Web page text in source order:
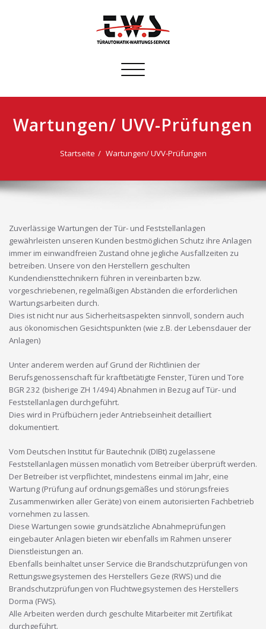
Schalte
Wartungen/ UVV-Prüfungen
Startseite Wartungen/ UVV-Prüfungen
Zuverlässige Wartungen der Tür- und Feststellanlagen
gewährleisten unseren Kunden bestmöglichen Schutz ihre Anlagen
immer im einwandfreien Zustand ohne jegliche Ausfallzeiten zu
betreiben. Unsere von den Herstellern geschulten
Kundendiensttechnikern führen in vereinbarten bzw.
vorgeschriebenen, regelmäßigen Abständen die erforderlichen
Wartungsarbeiten durch.
Dies ist nicht nur aus Sicherheitsaspekten sinnvoll, sondern auch
aus ökonomischen Gesichtspunkten (wie z.B. der Lebensdauer der
Anlagen)
Unter anderem werden auf Grund der Richtlinien der
Berufsgenossenschaft für kraftbetätigte Fenster, Türen und Tore
BGR 232 (bisherige ZH 1/494) Abnahmen in Bezug auf Tür- und
Feststellanlagen durchgeführt.
Dies wird in Prüfbüchern jeder Antriebseinheit detailliert
dokumentiert.
Vom Deutschen Institut für Bautechnik (DIBt) zugelassene
Feststellanlagen müssen monatlich vom Betreiber überprüft werden.
Der Betreiber ist verpflichtet, mindestens einmal im Jahr, eine
Wartung (Prüfung auf ordnungsgemäßes und störungsfreies
Zusammenwirken aller Geräte) von einem autorisierten Fachbetrieb
vornehmen zu lassen.
Diese Wartungen sowie grundsätzliche Abnahmeprüfungen
eingebauter Anlagen bieten wir ebenfalls im Rahmen unserer
Dienstleistungen an.
Ebenfalls beinhaltet unser Service die Brandschutzprüfungen von
Rettungswegsystemen des Herstellers Geze (RWS) und die
Brandschutzprüfungen von Fluchtwegsystemen des Herstellers
Dorma (FWS).
Alle Arbeiten werden durch geschulte Mitarbeiter mit Zertifikat
durchgeführt.